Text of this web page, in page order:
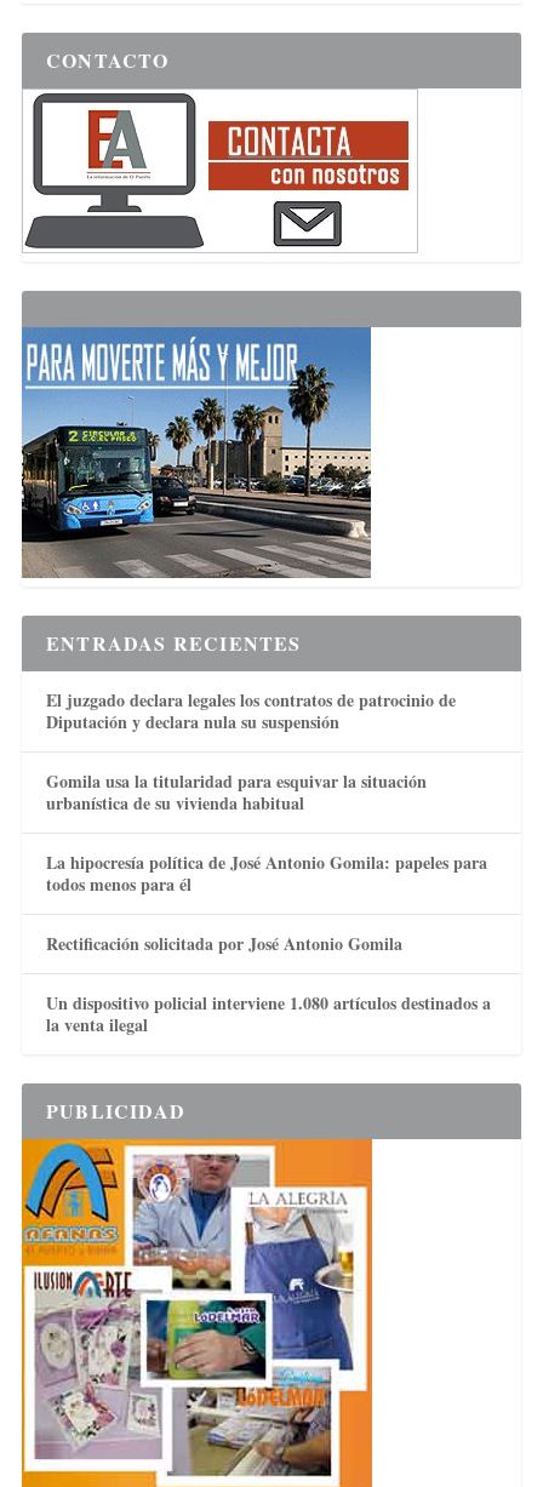
CONTACTO
ENTRADAS RECIENTES
El juzgado declara legales los contratos de patrocinio de
Diputación y declara nula su suspensión
Gomila usa la titularidad para esquivar la situación
urbanística de su vivienda habitual
La hipocresía política de José Antonio Gomila: papeles para
todos menos para él
Rectificación solicitada por José Antonio Gomila
Un dispositivo policial interviene 1.080 artículos destinados a
la venta ilegal
PUBLICIDAD